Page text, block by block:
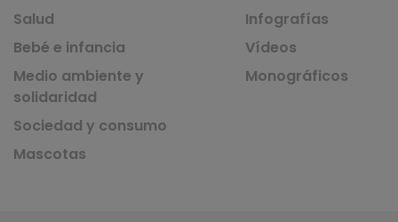
Salud
Bebé e infancia
Medio ambiente y
solidaridad
Sociedad y consumo
Mascotas
Infografías
Vídeos
Monográficos